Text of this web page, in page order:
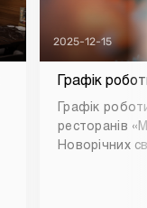
2025-12-15
Графік
Графік
ресторанів
Новорічних